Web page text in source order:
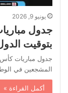
يونيو 9, 2026
بتوقيت
المشجعين في
أكمل القراءة »